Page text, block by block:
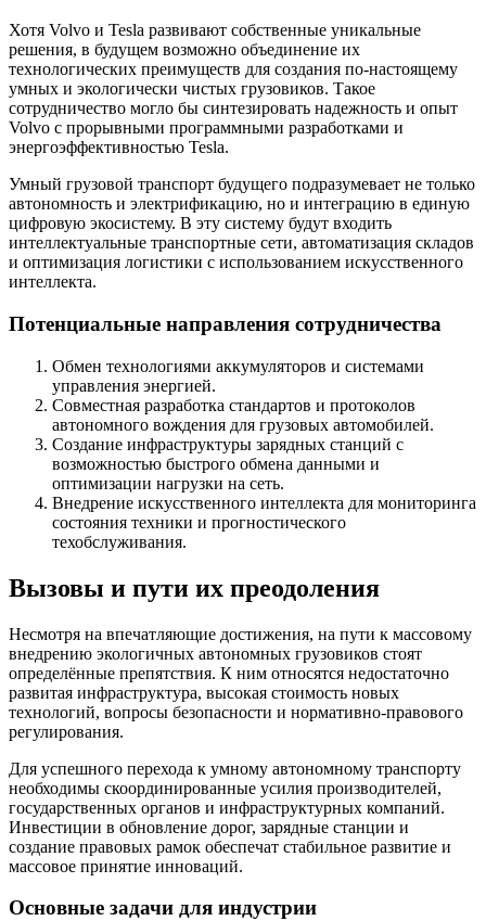
Хотя Volvo и Tesla развивают собственные уникальные
решения, в будущем возможно объединение их
технологических преимуществ для создания по-настоящему
умных и экологически чистых грузовиков. Такое
сотрудничество могло бы синтезировать надежность и опыт
Volvo с прорывными программными разработками и
энергоэффективностью Tesla.
Умный грузовой транспорт будущего подразумевает не только
автономность и электрификацию, но и интеграцию в единую
цифровую экосистему. В эту систему будут входить
интеллектуальные транспортные сети, автоматизация складов
и оптимизация логистики с использованием искусственного
интеллекта.
Потенциальные направления сотрудничества
Обмен технологиями аккумуляторов и системами
управления энергией.
Совместная разработка стандартов и протоколов
автономного вождения для грузовых автомобилей.
Создание инфраструктуры зарядных станций с
возможностью быстрого обмена данными и
оптимизации нагрузки на сеть.
Внедрение искусственного интеллекта для мониторинга
состояния техники и прогностического
техобслуживания.
Вызовы и пути их преодоления
Несмотря на впечатляющие достижения, на пути к массовому
внедрению экологичных автономных грузовиков стоят
определённые препятствия. К ним относятся недостаточно
развитая инфраструктура, высокая стоимость новых
технологий, вопросы безопасности и нормативно-правового
регулирования.
Для успешного перехода к умному автономному транспорту
необходимы скоординированные усилия производителей,
государственных органов и инфраструктурных компаний.
Инвестиции в обновление дорог, зарядные станции и
создание правовых рамок обеспечат стабильное развитие и
массовое принятие инноваций.
Основные задачи для индустрии